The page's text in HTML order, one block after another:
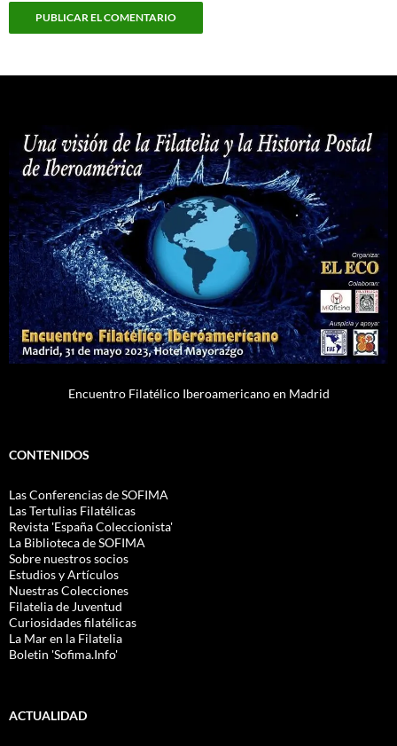
Encuentro Filatélico Iberoamericano en Madrid
CONTENIDOS
Las Conferencias de SOFIMA
Las Tertulias Filatélicas
Revista 'España Coleccionista'
La Biblioteca de SOFIMA
Sobre nuestros socios
Estudios y Artículos
Nuestras Colecciones
Filatelia de Juventud
Curiosidades filatélicas
La Mar en la Filatelia
Boletin 'Sofima.Info'
ACTUALIDAD